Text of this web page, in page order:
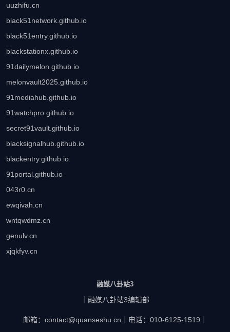
uuzhifu.cn
black51network.github.io
black51entry.github.io
blackstationx.github.io
91dailymelon.github.io
melonvault2025.github.io
91mediahub.github.io
91watchpro.github.io
secret91vault.github.io
blacksignalhub.github.io
blackentry.github.io
91portal.github.io
043r0.cn
ewqivah.cn
wntqwdmz.cn
genulv.cn
xjqkfyv.cn
融媒八卦站3
｜融媒八卦站3编辑部
邮箱：contact@quanseshu.cn 电话：010-6125-1519